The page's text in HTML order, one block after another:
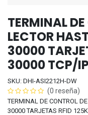
TERMINAL
LECTOR
30000
30000 TCP/IP
SKU: DHI-ASI2212H-DW
(0 reseña)
TERMINAL DE CONTROL
30000 TARJETAS RFID